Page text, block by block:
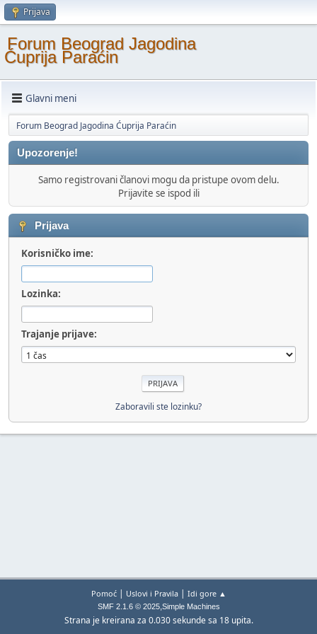
Prijava
Forum Beograd Jagodina
Ćuprija Paraćin
Glavni meni
Forum Beograd Jagodina Ćuprija Paraćin
Upozorenje!
Samo registrovani članovi mogu da pristupe ovom delu.
Prijavite se ispod ili
Prijava
Korisničko ime:
Lozinka:
Trajanje prijave:
Zaboravili ste lozinku?
Pomoć| Uslovi i Pravila| Idi gore ▲
SMF 2.1.6 © 2025,Simple Machines
Strana je kreirana za 0.030 sekunde sa 18 upita.